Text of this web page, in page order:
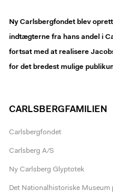
Ny Carlsbergfondet blev
indtægterne fra hans andel i
fortsat med at realisere
for det bredest mulige
CARLSBERGFAMILIEN
Carlsbergfondet
Carlsberg A/S
Ny Carlsberg Glyptotek
Det Nationalhistoriske Museum